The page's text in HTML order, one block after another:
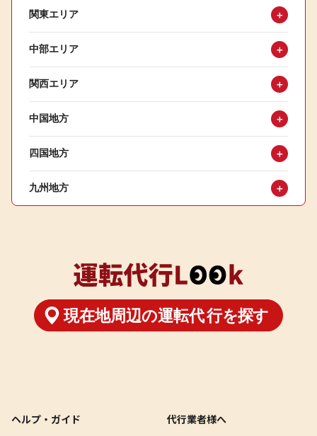
関東エリア ＋
中部エリア ＋
関西エリア ＋
中国地方 ＋
四国地方 ＋
九州地方 ＋
ヘルプ・ガイド 代行業者様へ